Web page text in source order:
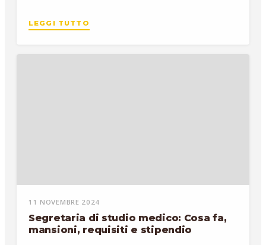
LEGGI TUTTO
11 NOVEMBRE 2024
Segretaria di studio medico: Cosa fa,
mansioni, requisiti e stipendio